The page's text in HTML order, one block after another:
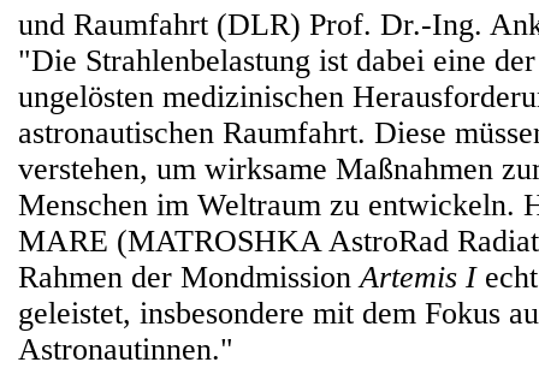
und Raumfahrt (DLR) Prof. Dr.-Ing.
"Die Strahlenbelastung ist dabei eine
ungelösten medizinischen
astronautischen Raumfahrt. Diese
verstehen, um wirksame Maßnahmen
Menschen im Weltraum zu entwickeln.
MARE (MATROSHKA AstroRad
Rahmen der MondmissionArtemis I
geleistet, insbesondere mit dem Fokus
Astronautinnen."